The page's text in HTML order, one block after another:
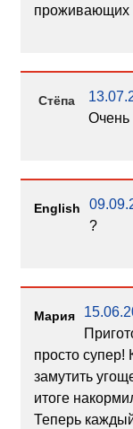
проживающих
Стёпа
Очень
English
?
Мария
просто супер!
замутить
итоге
Теперь